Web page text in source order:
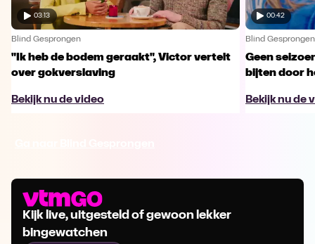
03:13
Blind Gesprongen
"Ik heb de bodem geraakt", Victor vertelt
over gokverslaving
Bekijk nu de video
00:42
Blind Gesprongen
Geen
bijten door
Bekijk nu de
Kijk live, uitgesteld of gewoon lekker
bingewatchen